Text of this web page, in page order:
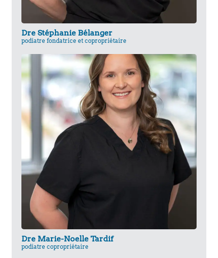
Dre Stéphanie Bélanger
podiatre fondatrice et copropriétaire
Dre Marie-Noelle Tardif
podiatre copropriétaire